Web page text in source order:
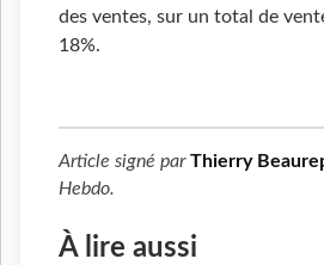
des ventes, sur un total de
18%.
Article signé parThierry
Hebdo.
À lire aussi